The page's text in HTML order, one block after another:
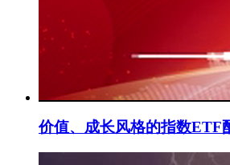
价值、成长风格的指数ETF